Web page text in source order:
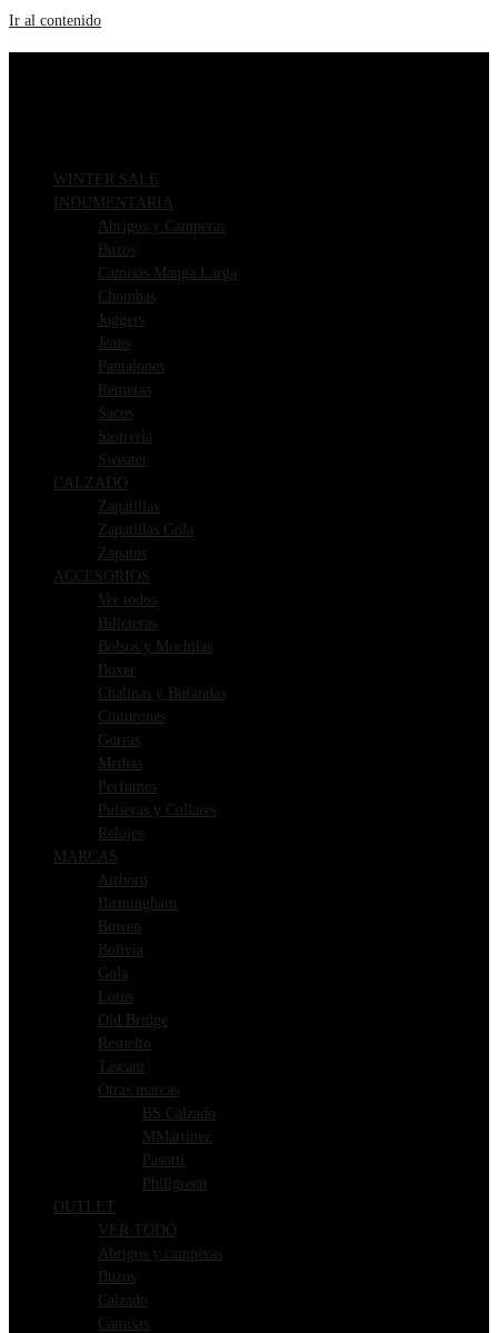
Ir al contenido
WINTER SALE
INDUMENTARIA
Abrigos y Camperas
Buzos
Camisas Manga Larga
Chombas
Joggers
Jeans
Pantalones
Remeras
Sacos
Sastrería
Sweater
CALZADO
Zapatillas
Zapatillas Gola
Zapatos
ACCESORIOS
Ver todos
Billeteras
Bolsos y Mochilas
Boxer
Chalinas y Bufandas
Cinturones
Gorras
Medias
Perfumes
Pulseras y Collares
Relojes
MARCAS
Airborn
Birmingham
Bowen
Bolivia
Gola
Lotus
Old Bridge
Resuelto
Tascani
Otras marcas
BS Calzado
MMartinez
Pasotti
Phillgreen
OUTLET
VER TODO
Abrigos y camperas
Buzos
Calzado
Camisas